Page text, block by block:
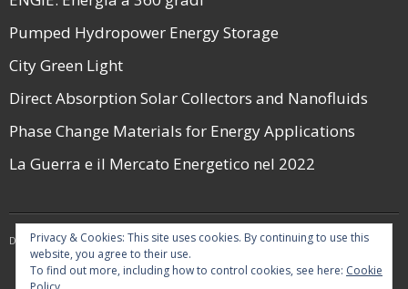
Pumped Hydropower Energy Storage
City Green Light
Direct Absorption Solar Collectors and Nanofluids
Phase Change Materials for Energy Applications
La Guerra e il Mercato Energetico nel 2022
Developed by Think Up Themes Ltd. Powered byWordPress.
Privacy & Cookies: This site uses cookies. By continuing to use this
website, you agree to their use.
To find out more, including how to control cookies, see here: Cookie